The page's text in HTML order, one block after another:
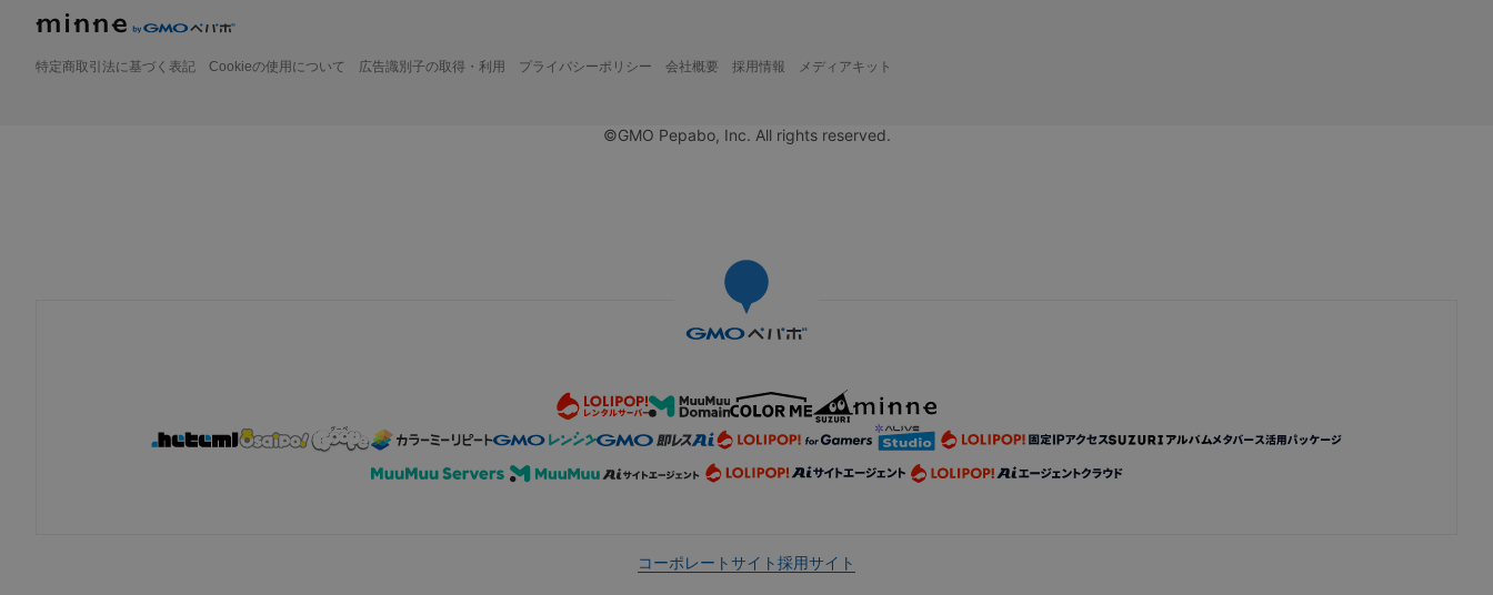
特定商取引法に基づく表記 Cookieの使用について 広告識別子の取得・利用 プライバシーポリシー 会社概要 採用情報 メディアキット
©GMO Pepabo, Inc. All rights reserved.
コーポレートサイト採用サイト